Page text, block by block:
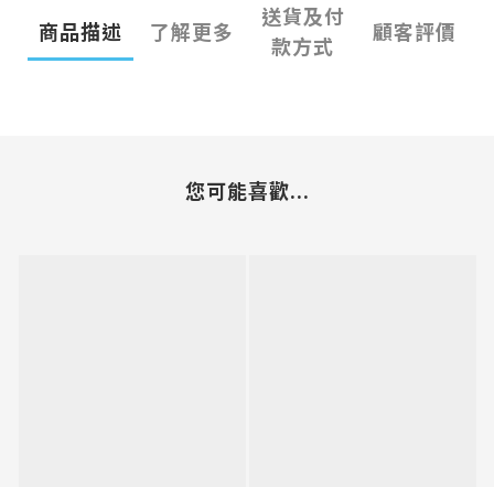
商品描述 了解更多
送貨及付
款方式
顧客評價
您可能喜歡...